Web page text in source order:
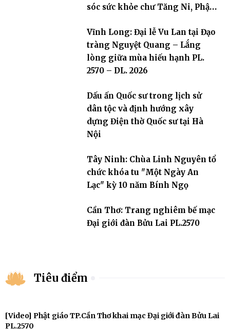
sóc sức khỏe chư Tăng Ni, Phật
Vĩnh Long: Đại lễ Vu Lan tại Đạo
tràng Nguyệt Quang – Lắng
lòng giữa mùa hiếu hạnh PL.
2570 – DL. 2026
Dấu ấn Quốc sư trong lịch sử
dân tộc và định hướng xây
dựng Điện thờ Quốc sư tại Hà
Nội
Tây Ninh: Chùa Linh Nguyên tổ
chức khóa tu "Một Ngày An
Lạc" kỳ 10 năm Bính Ngọ
Cần Thơ: Trang nghiêm bế mạc
Đại giới đàn Bửu Lai PL.2570
Tiêu điểm
[Video] Phật giáo TP.Cần Thơ khai mạc Đại giới đàn Bửu Lai
PL.2570